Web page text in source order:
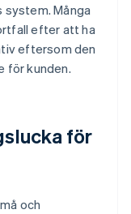
system. Många
efter att ha
eftersom den
för kunden.
för
och